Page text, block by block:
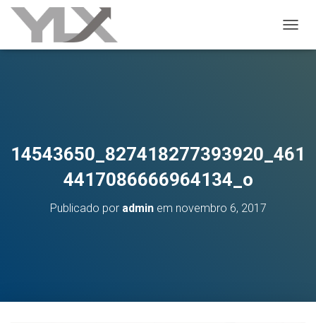
14543650_827418277393920_461
4417086666964134_o
Publicado por adminem novembro 6, 2017